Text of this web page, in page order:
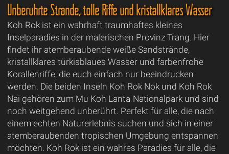
Unberührte Strände, tolle Riffe und kristallklares Wasser
Koh Rok ist ein wahrhaft traumhaftes kleines
Inselparadies in der malerischen Provinz Trang. Hier
findet ihr atemberaubende weiße Sandstrände,
kristallklares türkisblaues Wasser und farbenfrohe
Korallenriffe, die euch einfach nur beeindrucken
werden. Die beiden Inseln Koh Rok Nok und Koh Rok
Nai gehören zum Mu Koh Lanta-Nationalpark und sind
noch weitgehend unberührt. Perfekt für alle, die nach
einem echten Naturerlebnis suchen und sich in einer
atemberaubenden tropischen Umgebung entspannen
möchten. Koh Rok ist ein wahres Paradies für alle, die